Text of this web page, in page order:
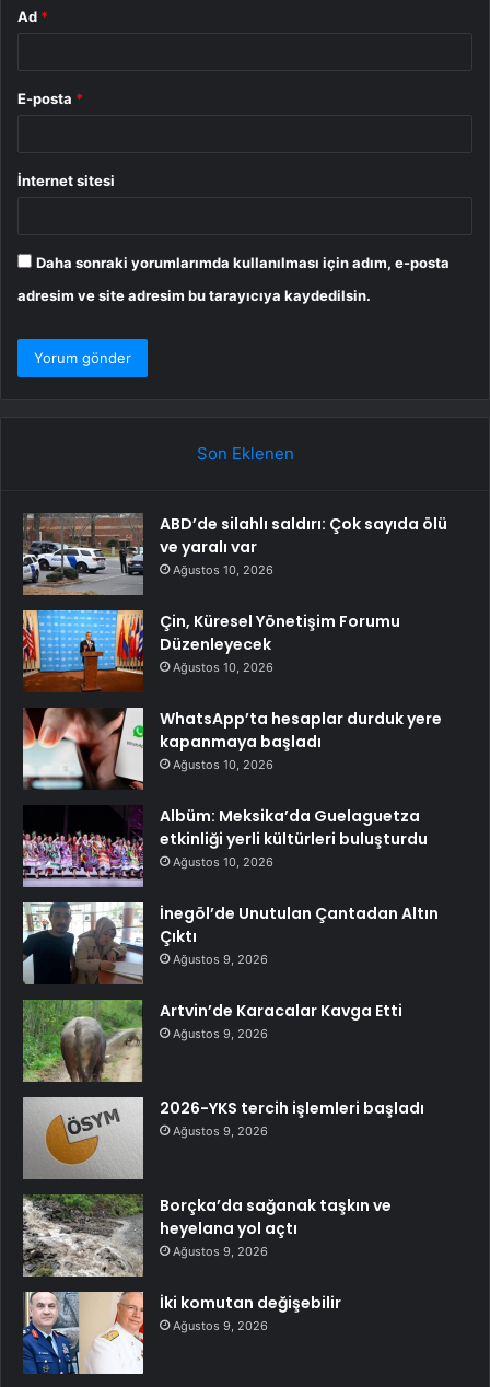
Ad *
E-posta *
İnternet sitesi
Daha sonraki yorumlarımda kullanılması için adım, e-posta
adresim ve site adresim bu tarayıcıya kaydedilsin.
Son Eklenen
ABD’de silahlı saldırı: Çok sayıda ölü
ve yaralı var
Ağustos 10, 2026
Çin, Küresel Yönetişim Forumu
Düzenleyecek
Ağustos 10, 2026
WhatsApp’ta hesaplar durduk yere
kapanmaya başladı
Ağustos 10, 2026
Albüm: Meksika’da Guelaguetza
etkinliği yerli kültürleri buluşturdu
Ağustos 10, 2026
İnegöl’de Unutulan Çantadan Altın
Çıktı
Ağustos 9, 2026
Artvin’de Karacalar Kavga Etti
Ağustos 9, 2026
2026-YKS tercih işlemleri başladı
Ağustos 9, 2026
Borçka’da sağanak taşkın ve
heyelana yol açtı
Ağustos 9, 2026
İki komutan değişebilir
Ağustos 9, 2026